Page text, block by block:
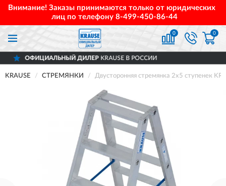
Внимание! Заказы принимаются только от юридических
лиц по телефону 8-499-450-86-44
0 0
ДИЛЕРKRAUSE В РОССИИ
KRAUSE СТРЕМЯНКИ Двусторонняя стремянка 2х5 ступенек